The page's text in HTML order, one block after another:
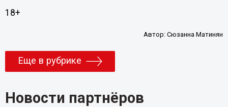
18+
Автор:Сюзанна Матинян
Еще в рубрике
Новости партнёров